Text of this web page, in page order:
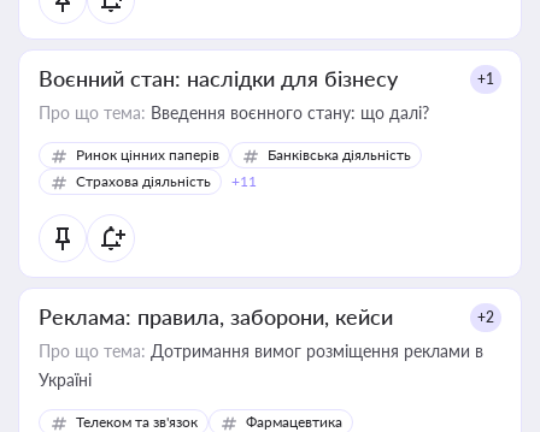
Воєнний стан: наслідки для бізнесу +1
Про що тема: Введення воєнного стану: що далі?
Ринок цінних паперів
Банківська діяльність
Страхова діяльність
+11
Реклама: правила, заборони, кейси +2
Про що тема: Дотримання вимог розміщення реклами в
Україні
Телеком та зв'язок
Фармацевтика